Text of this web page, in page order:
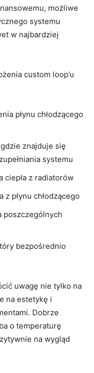
możliwe
systemu
w najbardziej
custom ​loop’u
płynu chłodzącego
gdzie znajduje się⁢
systemu
ciepła z radiatorów
z⁣ płynu ⁣chłodzącego
poszczególnych
bezpośrednio
uwagę nie tylko na
na estetykę i
Dobrze
o​ temperaturę
na wygląd